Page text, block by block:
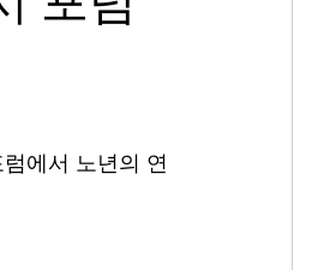
에서 노년의 연